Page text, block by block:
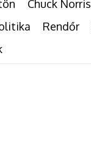
Chuck Norris
Rendőr